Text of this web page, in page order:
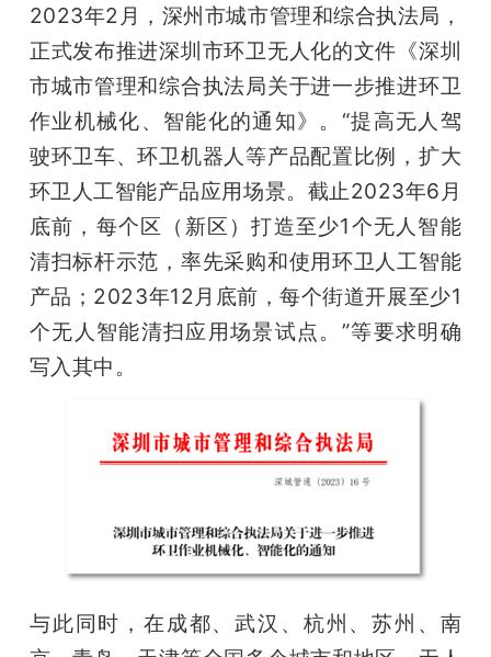
2023年2月，深州市城市管理和综合执法局，
正式发布推进深圳市环卫无人化的文件《深圳
市城市管理和综合执法局关于进一步推进环卫
作业机械化、智能化的通知》。“提高无人驾
驶环卫车、环卫机器人等产品配置比例，扩大
环卫人工智能产品应用场景。截止2023年6月
底前，每个区（新区）打造至少1个无人智能
清扫标杆示范，率先采购和使用环卫人工智能
产品；2023年12月底前，每个街道开展至少1
个无人智能清扫应用场景试点。”等要求明确
写入其中。
与此同时，在成都、武汉、杭州、苏州、南